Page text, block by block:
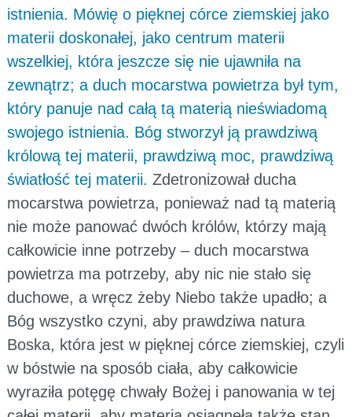
istnienia. Mówię o pięknej córce ziemskiej jako
materii doskonałej, jako centrum materii
wszelkiej, która jeszcze się nie ujawniła na
zewnątrz; a duch mocarstwa powietrza był tym,
który panuje nad całą tą materią nieświadomą
swojego istnienia. Bóg stworzył ją prawdziwą
królową tej materii, prawdziwą moc, prawdziwą
światłość tej materii. Zdetronizował ducha
mocarstwa powietrza, ponieważ nad tą materią
nie może panować dwóch królów, którzy mają
całkowicie inne potrzeby – duch mocarstwa
powietrza ma potrzeby, aby nic nie stało się
duchowe, a wręcz żeby Niebo także upadło; a
Bóg wszystko czyni, aby prawdziwa natura
Boska, która jest w pięknej córce ziemskiej, czyli
w bóstwie na sposób ciała, aby całkowicie
wyraziła potęgę chwały Bożej i panowania w tej